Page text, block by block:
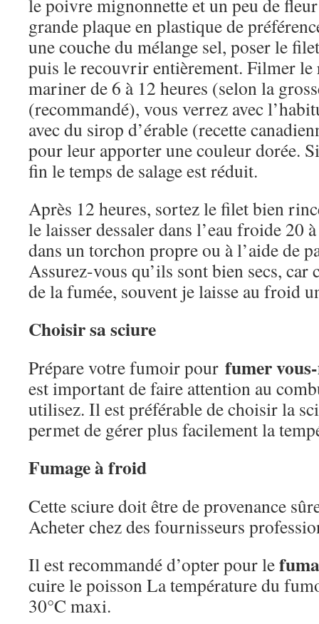
le poivre mignonnette et un peu de
grande plaque en plastique de
une couche du mélange sel, poser le
puis le recouvrir entièrement. Filmer le
mariner de 6 à 12 heures (selon la
(recommandé), vous verrez avec
avec du sirop d’érable (recette
pour leur apporter une couleur dorée.
fin le temps de salage est réduit.
Après 12 heures, sortez le filet bien
le laisser dessaler dans l’eau froide 20
dans un torchon propre ou à l’aide de
Assurez-vous qu’ils sont bien secs, car
de la fumée, souvent je laisse au froid
Choisir sa sciure
Prépare votre fumoir pour fumer
est important de faire attention au
utilisez. Il est préférable de choisir la
permet de gérer plus facilement la
Fumage à froid
Cette sciure doit être de provenance
Acheter chez des fournisseurs
Il est recommandé d’opter pour le
cuire le poisson La température du
30°C maxi.